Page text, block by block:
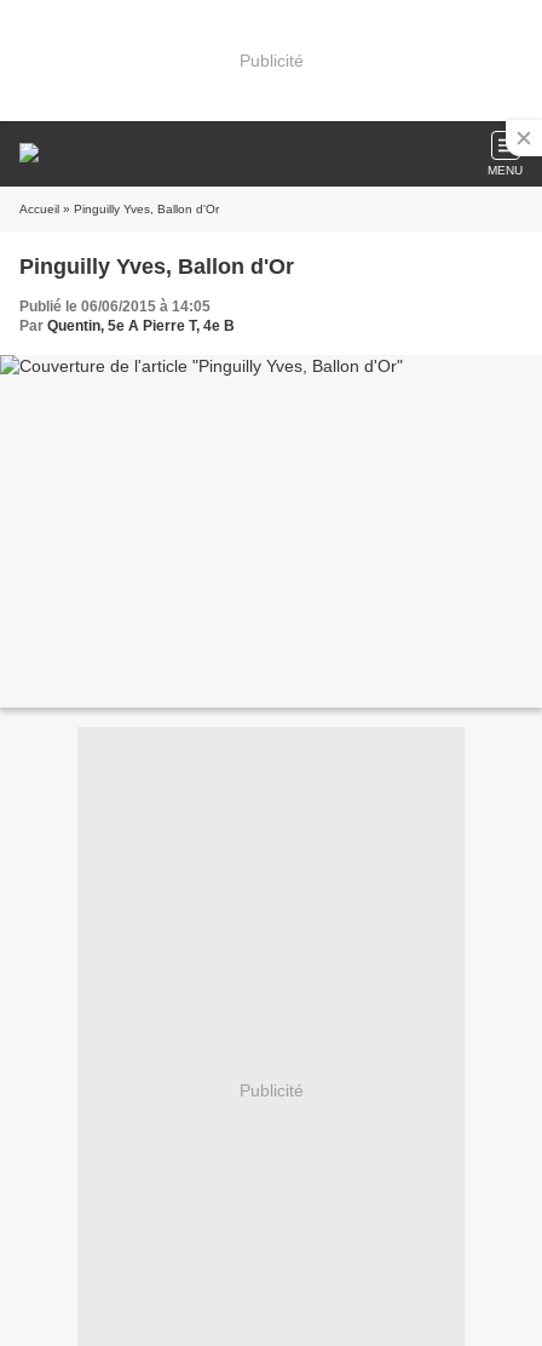
Publicité
MENU
Accueil » Pinguilly Yves, Ballon d'Or
Pinguilly Yves, Ballon d'Or
Publié le 06/06/2015 à 14:05
Par Quentin, 5e A Pierre T, 4e B
Publicité